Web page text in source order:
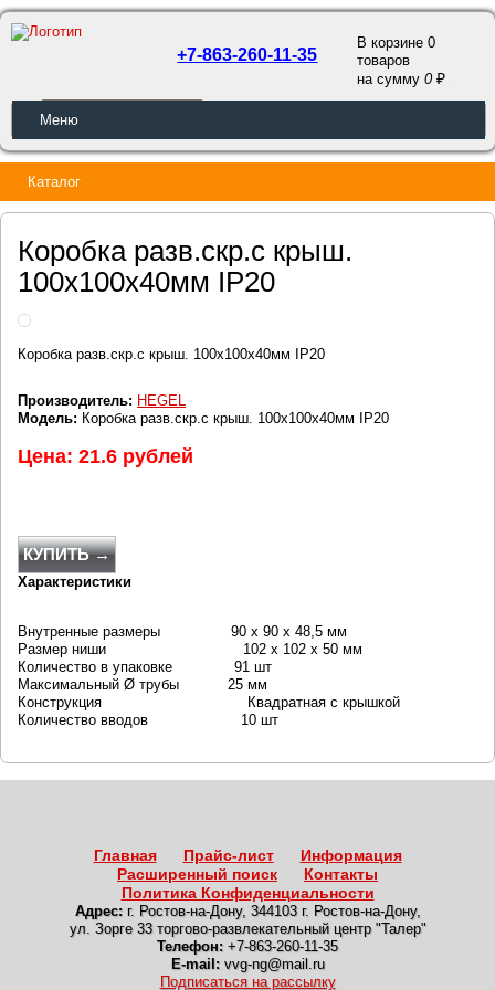
ОБРАТНЫЙ ЗВОНОК
+7-863-260-11-35
В корзине 0
товаров
на сумму0
Меню
Каталог
Коробка разв.скр.с крыш.
100х100х40мм IP20
Коробка разв.скр.с крыш. 100х100х40мм IP20
Производитель: HEGEL
Модель: Коробка разв.скр.с крыш. 100х100х40мм IP20
Цена: 21.6 рублей
КУПИТЬ →
Характеристики
Внутренные размеры 90 x 90 x 48,5 мм
Размер ниши 102 x 102 x 50 мм
Количество в упаковке 91 шт
Максимальный Ø трубы 25 мм
Конструкция Квадратная с крышкой
Количество вводов 10 шт
Главная Прайс-лист
Информация
Расширенный поиск
Контакты
Политика Конфиденциальности
Адрес: г. Ростов-на-Дону, 344103 г. Ростов-на-Дону,
ул. Зорге 33 торгово-развлекательный центр "Талер"
Телефон: +7-863-260-11-35
E-mail: vvg-ng@mail.ru
Подписаться на рассылку